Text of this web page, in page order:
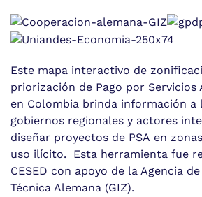
Este mapa interactivo de
priorización de Pago por Servicios
en Colombia brinda información a
gobiernos regionales y actores
diseñar proyectos de PSA en
uso ilícito.
Esta herramienta fue
CESED con apoyo de la Agencia
Técnica Alemana (GIZ).